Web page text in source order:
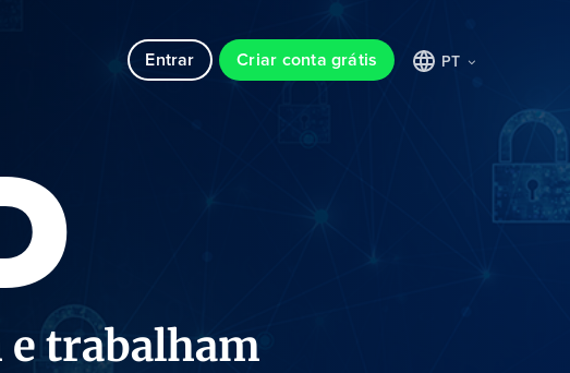
Entrar Criar conta grátis PT
e trabalham